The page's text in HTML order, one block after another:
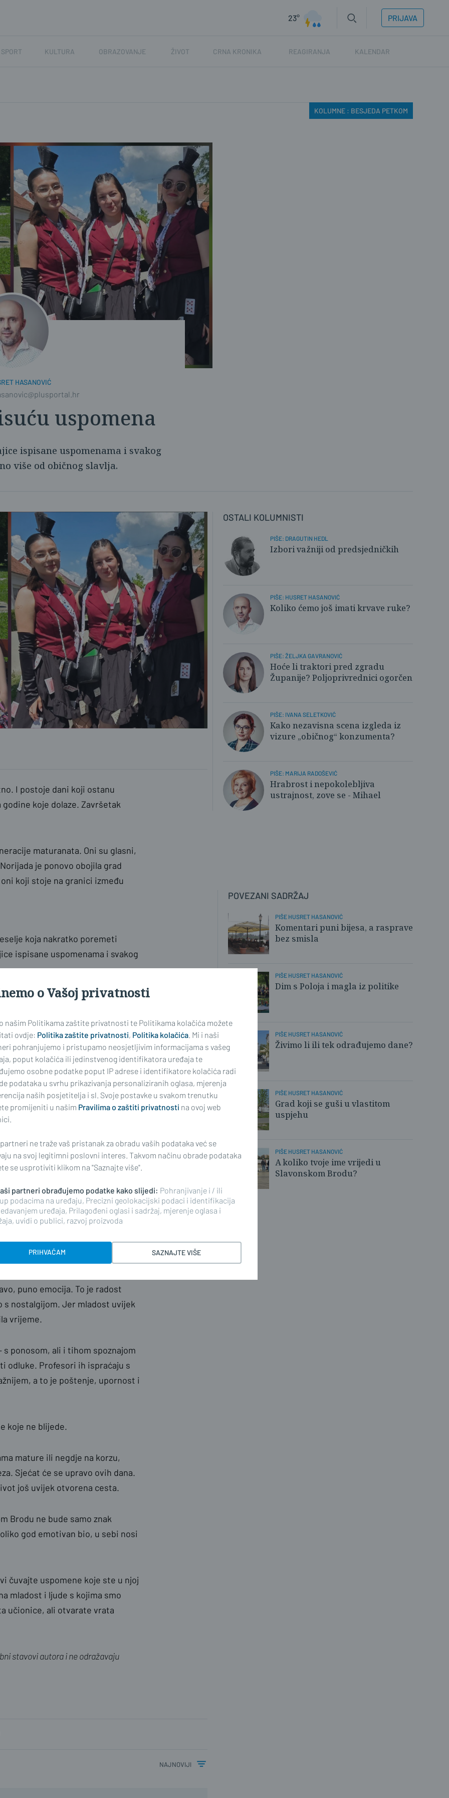
23° PRIJAVA
SPORT KULTURA OBRAZOVANJE ŽIVOT CRNA KRONIKA REAGIRANJA KALENDAR
KOLUMNE : BESJEDA PETKOM
HASANOVIĆ
uspomena
ispisane uspomenama i svakog
više od običnog slavlja.
I postoje dani koji ostanu
koje dolaze. Završetak
maturanata. Oni su glasni,
je ponovo obojila grad
koji stoje na granici između
koja nakratko poremeti
ispisane uspomenama i svakog
i posljednje školsko zvono. To je
godine prijateljstva koja su
su se rađale u hodnicima,
i profesora koji su, svatko na
Završavaju mala razdoblja
gradove, neki će odmah
na pitanje koje odrasli često
redu. Ne treba uvijek imati
prijelaz, posljednji zajednički
na različite strane svijeta.
početi razlikovati.
a neki će jedni drugima
pjesmom mladosti,
puno emocija. To je radost
s nostalgijom. Jer mladost uvijek
vrijeme.
ponosom, ali i tihom spoznajom
odluke. Profesori ih ispraćaju s
a to je poštenje, upornost i
koje ne blijede.
mature ili negdje na korzu,
Sjećat će se upravo ovih dana.
još uvijek otvorena cesta.
Brodu ne bude samo znak
god emotivan bio, u sebi nosi
čuvajte uspomene koje ste u njoj
mladost i ljude s kojima smo
učionice, ali otvarate vrata
stavovi autora i ne odražavaju
najnoviji
OSTALI KOLUMNISTI
PIŠE: DRAGUTIN HEDL
Izbori važniji od predsjedničkih
PIŠE: HUSRET HASANOVIĆ
Koliko ćemo još imati krvave ruke?
PIŠE: ŽELJKA GAVRANOVIĆ
Hoće li traktori pred zgradu
Županije? Poljoprivrednici ogorčeni
PIŠE: IVANA SELETKOVIĆ
Kako nezavisna scena izgleda iz
vizure „običnog“ konzumenta?
PIŠE: MARIJA RADOŠEVIĆ
Hrabrost i nepokolebljiva
ustrajnost, zove se - Mihael
POVEZANI SADRŽAJ
PIŠE HUSRET HASANOVIĆ
Komentari puni bijesa, a rasprave
bez smisla
PIŠE HUSRET HASANOVIĆ
Dim s Poloja i magla iz politike
PIŠE HUSRET HASANOVIĆ
Živimo li ili tek odrađujemo dane?
PIŠE HUSRET HASANOVIĆ
Grad koji se guši u vlastitom
uspjehu
PIŠE HUSRET HASANOVIĆ
A koliko tvoje ime vrijedi u
Slavonskom Brodu?
o Vašoj privatnosti
našim Politikama zaštite privatnosti te Politikama kolačića možete
ovdje: Politika zaštite privatnosti, Politika kolačića . Mi i naši
pohranjujemo i pristupamo neosjetljivim informacijama s vašeg
poput kolačića ili jedinstvenog identifikatora uređaja te
osobne podatke poput IP adrese i identifikatore kolačića radi
podataka u svrhu prikazivanja personaliziranih oglasa, mjerenja
naših posjetitelja i sl. Svoje postavke u svakom trenutku
promijeniti u našim Pravilima o zaštiti privatnosti na ovoj web
ne traže vaš pristanak za obradu vaših podataka već se
na svoj legitimni poslovni interes. Takvom načinu obrade podataka
se usprotiviti klikom na "Saznajte više".
partneri obrađujemo podatke kako slijedi: Pohranjivanje i / ili
podacima na uređaju, Precizni geolokacijski podaci i identifikacija
uređaja, Prilagođeni oglasi i sadržaj, mjerenje oglasa i
uvidi o publici, razvoj proizvoda
PRIHVAĆAM SAZNAJTE VIŠE